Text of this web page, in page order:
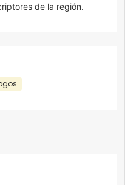
de la región.